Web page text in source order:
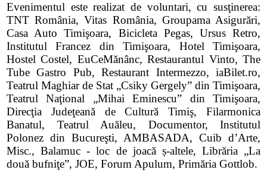
Evenimentul este realizat de voluntari, cu susţinerea:
TNT România, Vitas România, Groupama Asigurări,
Casa Auto Timişoara, Bicicleta Pegas, Ursus Retro,
Institutul Francez din Timişoara, Hotel Timişoara,
Hostel Costel, EuCeMănânc, Restaurantul Vinto, The
Tube Gastro Pub, Restaurant Intermezzo, iaBilet.ro,
Teatrul Maghiar de Stat „Csiky Gergely” din Timişoara,
Teatrul Naţional „Mihai Eminescu” din Timişoara,
Direcţia Judeţeană de Cultură Timiş, Filarmonica
Banatul, Teatrul Auăleu, Documentor, Institutul
Polonez din Bucureşti, AMBASADA, Cuib d’Arte,
Misc., Balamuc - loc de joacă ș-altele, Librăria „La
două bufniţe”, JOE, Forum Apulum, Primăria Gottlob.